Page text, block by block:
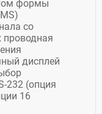
формы
со
проводная
дисплей
232 (опция
16